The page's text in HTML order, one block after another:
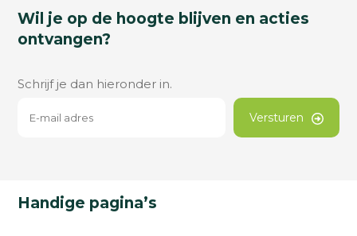
Wil je op de hoogte blijven en acties
ontvangen?
Schrijf je dan hieronder in.
Versturen
Handige pagina’s